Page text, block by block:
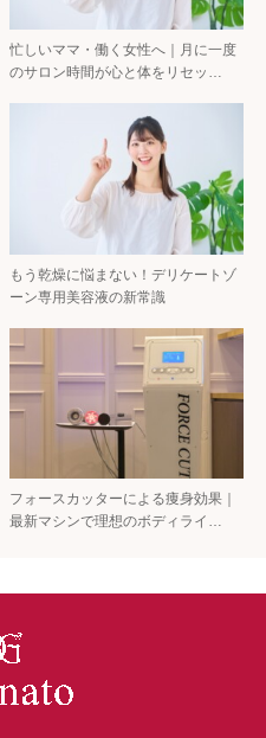
忙しいママ・働く女性へ｜月に一度
のサロン時間が心と体をリセッ…
もう乾燥に悩まない！デリケートゾ
ーン専用美容液の新常識
フォースカッターによる痩身効果｜
最新マシンで理想のボディライ…